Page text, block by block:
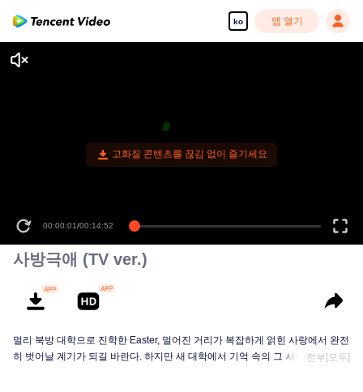
ko 앱 열기
고화질 콘텐츠를 끊김 없이 즐기세요
00:00:01/00:14:52
사방극애 (TV ver.)
멀리 북방 대학으로 진학한 Easter, 멀어진 거리가 복잡하게 얽힌 사랑에서 완전
히 벗어날 계기가 되길 바란다. 하지만 새 대학에서 기억 속의 그 사람 Hill을 만
전부[모두]